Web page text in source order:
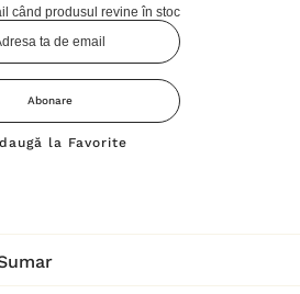
când produsul revine în stoc
Abonare
la Favorite